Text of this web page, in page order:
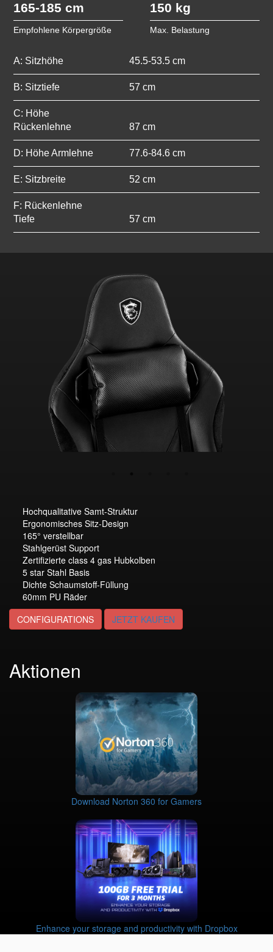
165-185 cm
Empfohlene Körpergröße
150 kg
Max. Belastung
A: Sitzhöhe 45.5-53.5 cm
B: Sitztiefe 57 cm
C: Höhe
Rückenlehne
87 cm
D: Höhe Armlehne 77.6-84.6 cm
E: Sitzbreite 52 cm
F: Rückenlehne
Tiefe
57 cm
Hochqualitative Samt-Struktur
Ergonomisches Sitz-Design
165° verstellbar
Stahlgerüst Support
Zertifizierte class 4 gas Hubkolben
5 star Stahl Basis
Dichte Schaumstoff-Füllung
60mm PU Räder
CONFIGURATIONS
JETZT KAUFEN
Aktionen
Download Norton 360 for Gamers
Enhance your storage and productivity with Dropbox